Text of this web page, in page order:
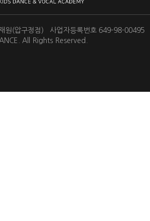
원(압구정점) 사업자등록번호 649-98-
All Rights Reserved.